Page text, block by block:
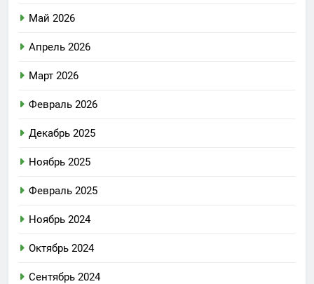
Май 2026
Апрель 2026
Март 2026
Февраль 2026
Декабрь 2025
Ноябрь 2025
Февраль 2025
Ноябрь 2024
Октябрь 2024
Сентябрь 2024